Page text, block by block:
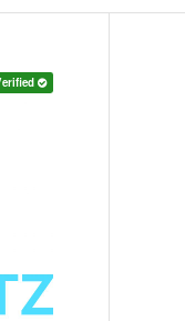
Verified